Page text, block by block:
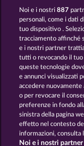
Jack Potter & the Book of
Informativa
Società
Noi e i nostri887
personali, come i dati
tuo dispositivo .
tracciamento affinché
e i nostri partner
tutti o revocando il tuo
queste tecnologie
e annunci visualizzati
accedere
o per revocare il
preferenze in fondo
sinistra della pagina
effetto nel contesto
informazioni, consulta
Noi e i nostri